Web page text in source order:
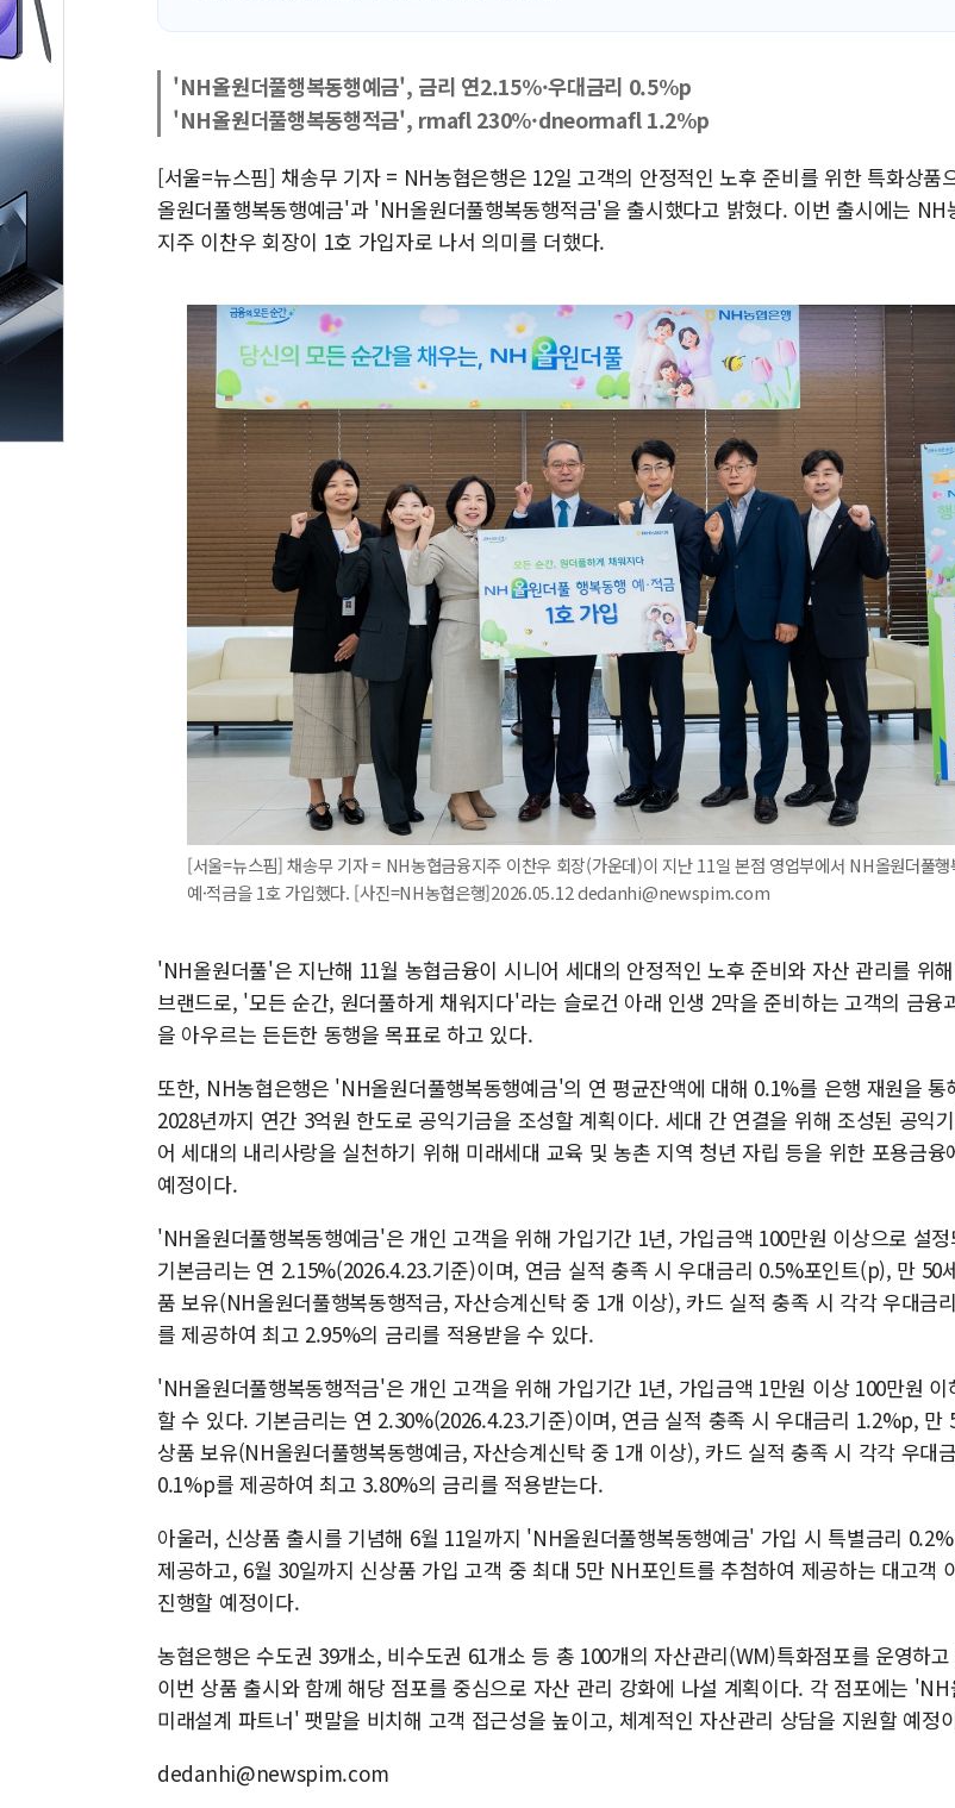
'NH올원더풀행복동행예금', 금리 연2.15%·우대금리 0.5%p
'NH올원더풀행복동행적금', rmafl 230%·dneormafl 1.2%p
[서울=뉴스핌] 채송무 기자 = NH농협은행은 12일 고객의 안정적인 노후 준비를 위한 특화상품
올원더풀행복동행예금'과 'NH올원더풀행복동행적금'을 출시했다고 밝혔다. 이번 출시에는 NH
지주 이찬우 회장이 1호 가입자로 나서 의미를 더했다.
[서울=뉴스핌] 채송무 기자 = NH농협금융지주 이찬우 회장(가운데)이 지난 11일 본점 영업부에서 NH올원더풀행
예·적금을 1호 가입했다. [사진=NH농협은행]2026.05.12 dedanhi@newspim.com
'NH올원더풀'은 지난해 11월 농협금융이 시니어 세대의 안정적인 노후 준비와 자산 관리를 위
브랜드로, '모든 순간, 원더풀하게 채워지다'라는 슬로건 아래 인생 2막을 준비하는 고객의 금융
을 아우르는 든든한 동행을 목표로 하고 있다.
또한, NH농협은행은 'NH올원더풀행복동행예금'의 연 평균잔액에 대해 0.1%를 은행 재원을 통
2028년까지 연간 3억원 한도로 공익기금을 조성할 계획이다. 세대 간 연결을 위해 조성된 공익
어 세대의 내리사랑을 실천하기 위해 미래세대 교육 및 농촌 지역 청년 자립 등을 위한 포용금융
예정이다.
'NH올원더풀행복동행예금'은 개인 고객을 위해 가입기간 1년, 가입금액 100만원 이상으로 설
기본금리는 연 2.15%(2026.4.23.기준)이며, 연금 실적 충족 시 우대금리 0.5%포인트(p), 만 50
품 보유(NH올원더풀행복동행적금, 자산승계신탁 중 1개 이상), 카드 실적 충족 시 각각 우대금
를 제공하여 최고 2.95%의 금리를 적용받을 수 있다.
'NH올원더풀행복동행적금'은 개인 고객을 위해 가입기간 1년, 가입금액 1만원 이상 100만원 이
할 수 있다. 기본금리는 연 2.30%(2026.4.23.기준)이며, 연금 실적 충족 시 우대금리 1.2%p, 만
상품 보유(NH올원더풀행복동행예금, 자산승계신탁 중 1개 이상), 카드 실적 충족 시 각각 우대
0.1%p를 제공하여 최고 3.80%의 금리를 적용받는다.
아울러, 신상품 출시를 기념해 6월 11일까지 'NH올원더풀행복동행예금' 가입 시 특별금리
제공하고, 6월 30일까지 신상품 가입 고객 중 최대 5만 NH포인트를 추첨하여 제공하는 대고객
진행할 예정이다.
농협은행은 수도권 39개소, 비수도권 61개소 등 총 100개의 자산관리(WM)특화점포를 운영하
이번 상품 출시와 함께 해당 점포를 중심으로 자산 관리 강화에 나설 계획이다. 각 점포에는
미래설계 파트너' 팻말을 비치해 고객 접근성을 높이고, 체계적인 자산관리 상담을 지원할 예정
dedanhi@newspim.com